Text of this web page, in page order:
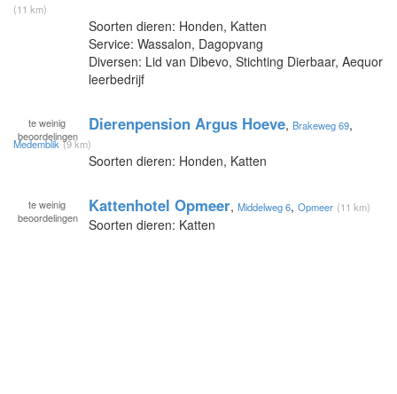
(11 km)
Soorten dieren: Honden, Katten
Service: Wassalon, Dagopvang
Diversen: Lid van Dibevo, Stichting Dierbaar, Aequor
leerbedrijf
te weinig
beoordelingen
Dierenpension Argus Hoeve, Brakeweg 69,
Medemblik (9 km)
Soorten dieren: Honden, Katten
te weinig
beoordelingen
Kattenhotel Opmeer, Middelweg 6, Opmeer (11 km)
Soorten dieren: Katten